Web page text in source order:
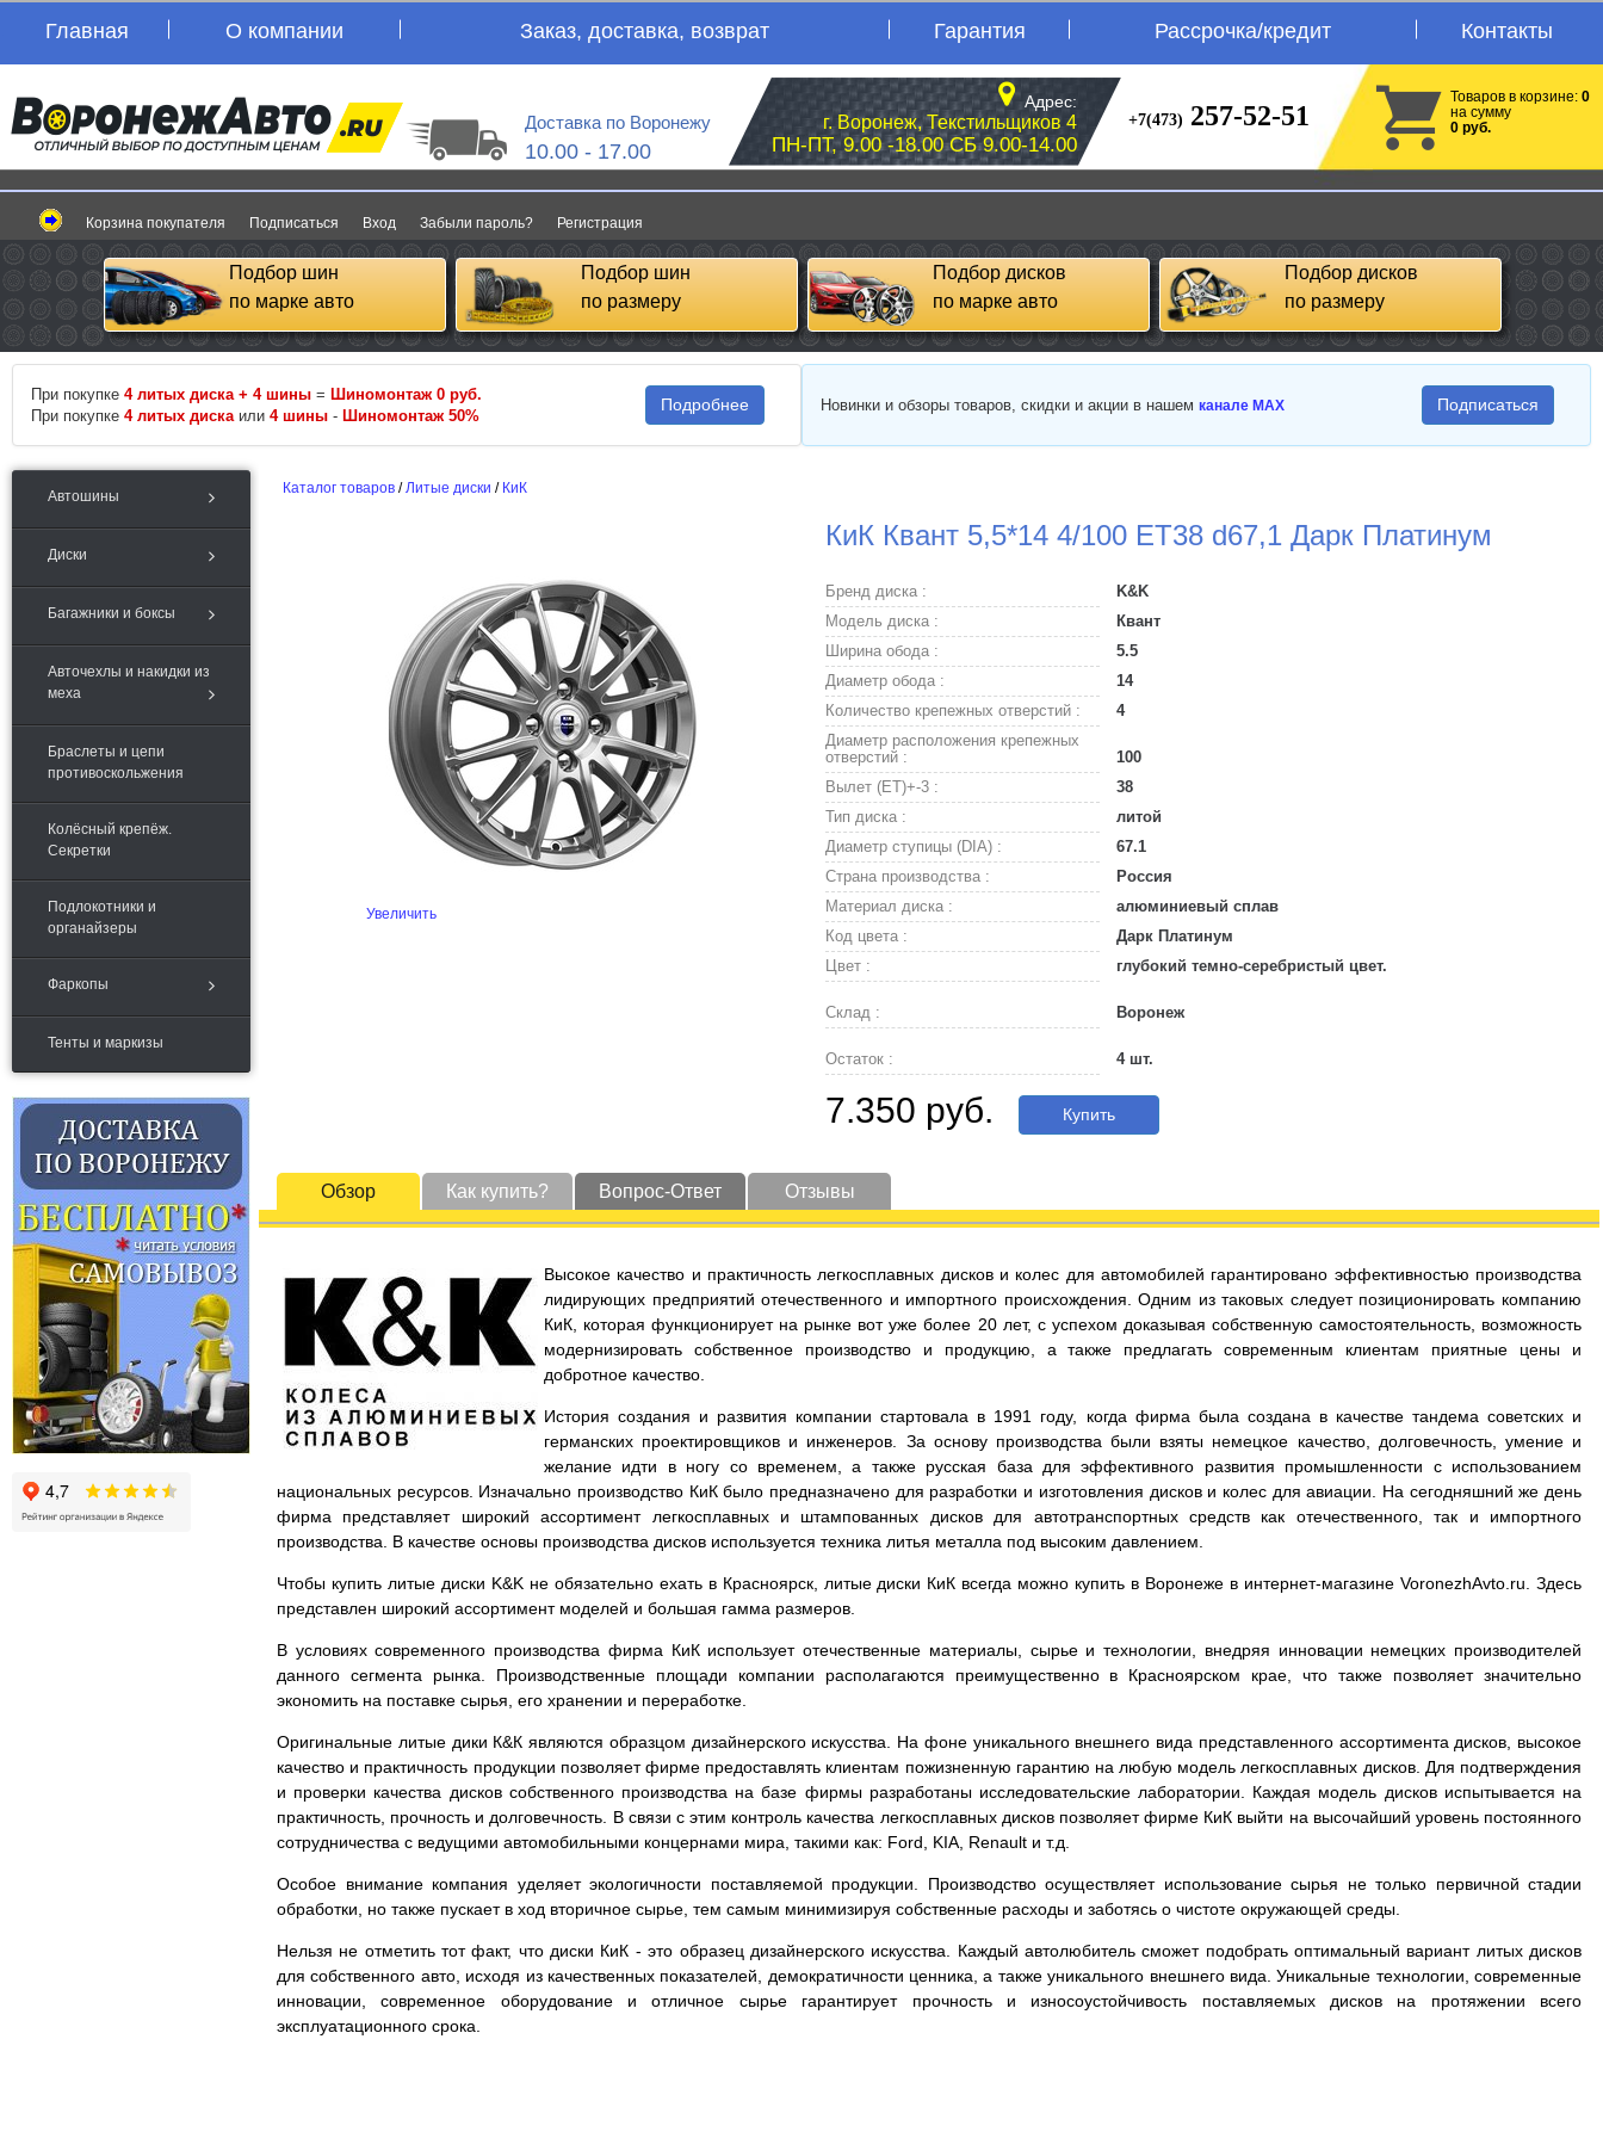
Главная О компании Заказ, доставка, возврат Гарантия Рассрочка/кредит Контакты
Доставка по Воронежу
10.00 - 17.00
Адрес:
г. Воронеж, Текстильщиков 4
ПН-ПТ, 9.00 -18.00 СБ 9.00-14.00
+7(473) 257-52-51
Товаров в корзине: 0
на сумму
0 руб.
Корзина покупателя Подписаться Вход Забыли пароль? Регистрация
Подбор шин
по марке авто
Подбор шин
по размеру
Подбор дисков
по марке авто
Подбор дисков
по размеру
При покупке 4 литых диска + 4 шины = Шиномонтаж 0 руб.
При покупке 4 литых диска или 4 шины - Шиномонтаж 50%
Подробнее Новинки и обзоры товаров, скидки и акции в нашем канале MAX Подписаться
Автошины
Диски
Багажники и боксы
Авточехлы и накидки из
меха
Браслеты и цепи
противоскольжения
Колёсный крепёж.
Секретки
Подлокотники и
органайзеры
Фаркопы
Тенты и маркизы
Каталог товаров /Литые диски / КиК
КиК Квант 5,5*14 4/100 ET38 d67,1 Дарк Платинум
Увеличить
Бренд диска :
K&K
Модель диска :
Квант
Ширина обода :
5.5
Диаметр обода :
14
Количество крепежных отверстий :
4
Диаметр расположения крепежных
отверстий :
100
Вылет (ET)+-3 :
38
Тип диска :
литой
Диаметр ступицы (DIA) :
67.1
Страна производства :
Россия
Материал диска :
алюминиевый сплав
Код цвета :
Дарк Платинум
Цвет :
глубокий темно-серебристый цвет.
Склад : Воронеж
Остаток : 4 шт.
7.350 руб. Купить
Обзор Как купить? Вопрос-Ответ Отзывы
Высокое качество и практичность легкосплавных дисков и колес для автомобилей гарантировано эффективностью производства
лидирующих предприятий отечественного и импортного происхождения. Одним из таковых следует позиционировать компанию
КиК, которая функционирует на рынке вот уже более 20 лет, с успехом доказывая собственную самостоятельность, возможность
модернизировать собственное производство и продукцию, а также предлагать современным клиентам приятные цены и
добротное качество.
История создания и развития компании стартовала в 1991 году, когда фирма была создана в качестве тандема советских и
германских проектировщиков и инженеров. За основу производства были взяты немецкое качество, долговечность, умение и
желание идти в ногу со временем, а также русская база для эффективного развития промышленности с использованием
национальных ресурсов. Изначально производство КиК было предназначено для разработки и изготовления дисков и колес для авиации. На сегодняшний же день
фирма представляет широкий ассортимент легкосплавных и штампованных дисков для автотранспортных средств как отечественного, так и импортного
производства. В качестве основы производства дисков используется техника литья металла под высоким давлением.
Чтобы купить литые диски K&K не обязательно ехать в Красноярск, литые диски КиК всегда можно купить в Воронеже в интернет-магазине VoronezhAvto.ru. Здесь
представлен широкий ассортимент моделей и большая гамма размеров.
В условиях современного производства фирма КиК использует отечественные материалы, сырье и технологии, внедряя инновации немецких производителей
данного сегмента рынка. Производственные площади компании располагаются преимущественно в Красноярском крае, что также позволяет значительно
экономить на поставке сырья, его хранении и переработке.
Оригинальные литые дики К&К являются образцом дизайнерского искусства. На фоне уникального внешнего вида представленного ассортимента дисков, высокое
качество и практичность продукции позволяет фирме предоставлять клиентам пожизненную гарантию на любую модель легкосплавных дисков. Для подтверждения
и проверки качества дисков собственного производства на базе фирмы разработаны исследовательские лаборатории. Каждая модель дисков испытывается на
практичность, прочность и долговечность. В связи с этим контроль качества легкосплавных дисков позволяет фирме КиК выйти на высочайший уровень постоянного
сотрудничества с ведущими автомобильными концернами мира, такими как: Ford, KIA, Renault и т.д.
Особое внимание компания уделяет экологичности поставляемой продукции. Производство осуществляет использование сырья не только первичной стадии
обработки, но также пускает в ход вторичное сырье, тем самым минимизируя собственные расходы и заботясь о чистоте окружающей среды.
Нельзя не отметить тот факт, что диски КиК - это образец дизайнерского искусства. Каждый автолюбитель сможет подобрать оптимальный вариант литых дисков
для собственного авто, исходя из качественных показателей, демократичности ценника, а также уникального внешнего вида. Уникальные технологии, современные
инновации, современное оборудование и отличное сырье гарантирует прочность и износоустойчивость поставляемых дисков на протяжении всего
эксплуатационного срока.